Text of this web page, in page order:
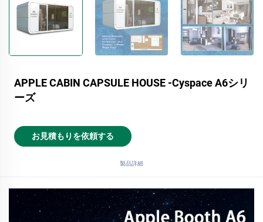
APPLE CABIN CAPSULE HOUSE -Cyspace A6シリ
ーズ
お見積もりを依頼する
製品詳細